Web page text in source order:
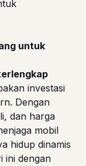
untuk
investasi
Dengan
dan harga
mobil
hidup dinamis
ini dengan